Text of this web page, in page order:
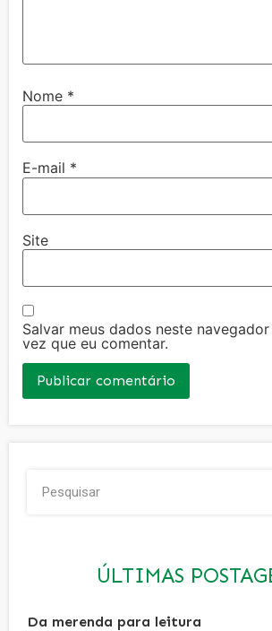
Nome *
E-mail *
Site
Salvar meus dados neste
vez que eu comentar.
ÚLTIMAS
Da merenda para leitura